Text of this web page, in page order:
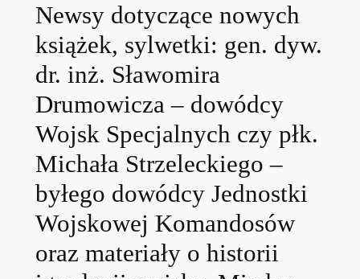
Newsy dotyczące nowych
książek, sylwetki: gen. dyw.
dr. inż. Sławomira
Drumowicza – dowódcy
Wojsk Specjalnych czy płk.
Michała Strzeleckiego –
byłego dowódcy Jednostki
Wojskowej Komandosów
oraz materiały o historii